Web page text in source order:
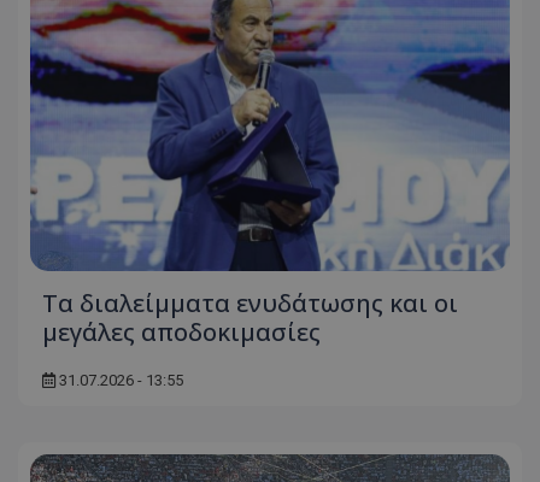
Τα διαλείμματα ενυδάτωσης και οι
μεγάλες αποδοκιμασίες
31.07.2026 - 13:55